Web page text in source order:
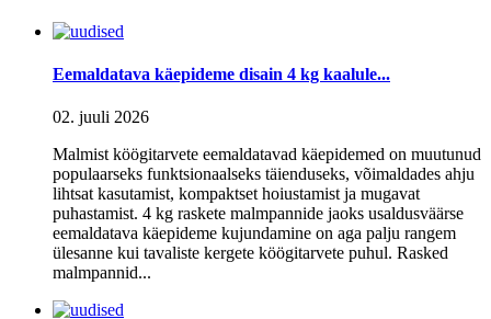
Eemaldatava käepideme disain 4 kg kaalule...
02. juuli 2026
Malmist köögitarvete eemaldatavad käepidemed on muutunud
populaarseks funktsionaalseks täienduseks, võimaldades ahju
lihtsat kasutamist, kompaktset hoiustamist ja mugavat
puhastamist. 4 kg raskete malmpannide jaoks usaldusväärse
eemaldatava käepideme kujundamine on aga palju rangem
ülesanne kui tavaliste kergete köögitarvete puhul. Rasked
malmpannid...